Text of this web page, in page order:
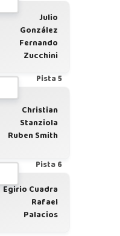
Julio
González
Fernando
Zucchini
Pista 5
Christian
Stanziola
Ruben Smith
Pista 6
Egirio Cuadra
Rafael
Palacios